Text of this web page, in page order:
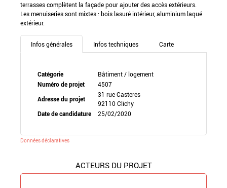
terrasses complètent la façade pour ajouter des accès extérieurs.
Les menuiseries sont mixtes : bois lasuré intérieur, aluminium laqué
extérieur.
Infos générales Infos techniques Carte
Catégorie
Bâtiment / logement
Numéro de projet
4507
Adresse du projet
31 rue Casteres
92110 Clichy
Date de candidature
25/02/2020
Données déclaratives
ACTEURS DU PROJET